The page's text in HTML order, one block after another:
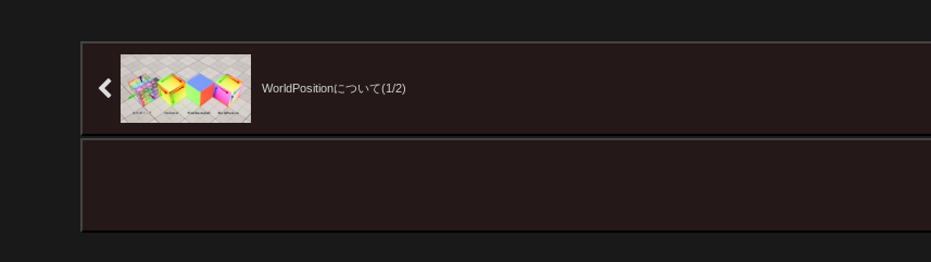
WorldPositionについて(1/2)